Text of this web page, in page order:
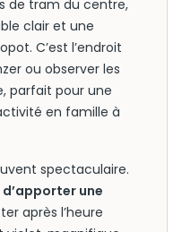
de tram du centre,
clair et une
C’est l’endroit
ou observer les
parfait pour une
en famille à
spectaculaire.
une
après l’heure